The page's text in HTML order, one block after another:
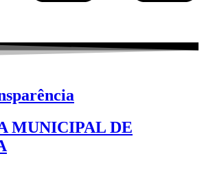
MUNICIPAL DE